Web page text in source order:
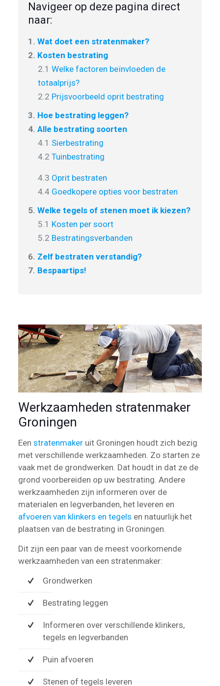
Navigeer op deze pagina direct
naar:
1. Wat doet een stratenmaker?
2. Kosten bestrating
2.1 Welke factoren beïnvloeden de
totaalprijs?
2.2 Prijsvoorbeeld oprit bestrating
3. Hoe bestrating leggen?
4. Alle bestrating soorten
4.1 Sierbestrating
4.2 Tuinbestrating
4.3 Oprit bestraten
4.4 Goedkopere opties voor bestraten
5. Welke tegels of stenen moet ik kiezen?
5.1 Kosten per soort
5.2 Bestratingsverbanden
6. Zelf bestraten verstandig?
7. Bespaartips!
Werkzaamheden stratenmaker
Groningen
Een stratenmakeruit Groningen houdt zich bezig
met verschillende werkzaamheden. Zo starten ze
vaak met de grondwerken. Dat houdt in dat ze de
grond voorbereiden op uw bestrating. Andere
werkzaamheden zijn informeren over de
materialen en legverbanden, het leveren en
afvoeren van klinkers en tegels en natuurlijk het
plaatsen van de bestrating in Groningen.
Dit zijn een paar van de meest voorkomende
werkzaamheden van een stratenmaker:
Grondwerken
Bestrating leggen
Informeren over verschillende klinkers,
tegels en legverbanden
Puin afvoeren
Stenen of tegels leveren